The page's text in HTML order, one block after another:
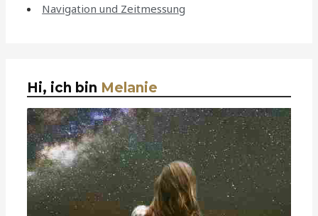
Navigation und Zeitmessung
Hi, ich bin Melanie